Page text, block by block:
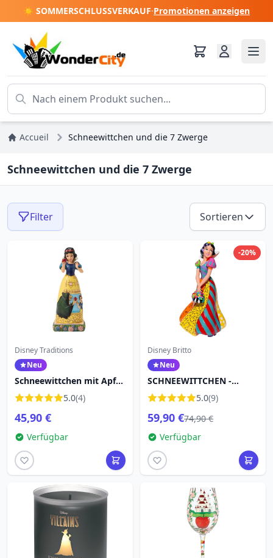
☀️ SOMMERSCHLUSSVERKAUF·Promotionen anzeigen
Accueil Schneewittchen und die 7 Zwerge
Schneewittchen und die 7 Zwerge
Filter Sortieren
Disney Traditions
Neu
Schneewittchen mit Apfel
– Kleid mit Filmszene –
Disney Traditions
5.0(4)
45,90 €
Verfügbar
-20%
Disney Britto
Neu
SCHNEEWITTCHEN -
DISNEY BRITTO
5.0(9)
59,90 €74,90 €
Verfügbar